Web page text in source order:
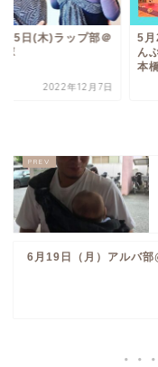
15日(木)ラップ部＠
塚
2022年12月7日
5月
ん
本
6月19日（月）アルバ部